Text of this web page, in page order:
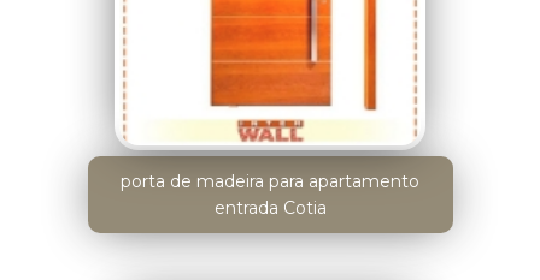
porta de madeira para apartamento
entrada Cotia